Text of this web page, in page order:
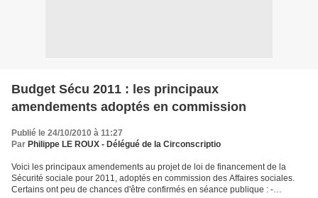
Budget Sécu 2011 : les principaux
amendements adoptés en commission
Publié le 24/10/2010 à 11:27
Par Philippe LE ROUX - Délégué de la Circonscriptio
Voici les principaux amendements au projet de loi de financement de la
Sécurité sociale pour 2011, adoptés en commission des Affaires sociales.
Certains ont peu de chances d'être confirmés en séance publique : -